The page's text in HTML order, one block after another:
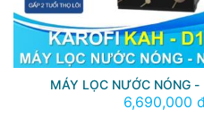
MÁY LỌC NƯỚC NÓNG -
6,690,000